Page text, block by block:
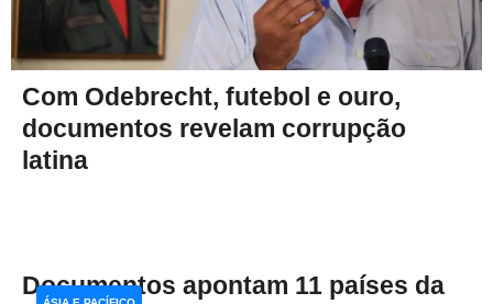
Com Odebrecht, futebol e ouro,
documentos revelam corrupção
latina
Documentos apontam 11 países da